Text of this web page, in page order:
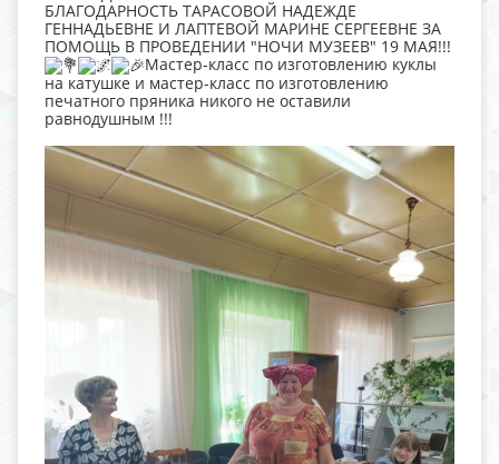
БЛАГОДАРНОСТЬ ТАРАСОВОЙ НАДЕЖДЕ
ГЕННАДЬЕВНЕ И ЛАПТЕВОЙ МАРИНЕ СЕРГЕЕВНЕ ЗА
ПОМОЩЬ В ПРОВЕДЕНИИ "НОЧИ МУЗЕЕВ" 19 МАЯ!!!
Мастер-класс по изготовлению куклы
на катушке и мастер-класс по изготовлению
печатного пряника никого не оставили
равнодушным !!!